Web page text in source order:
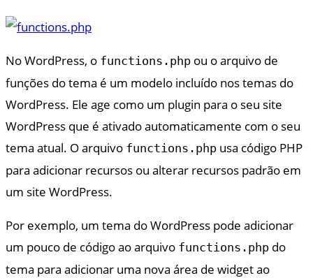
No WordPress, o functions.php ou o arquivo de
funções do tema é um modelo incluído nos temas do
WordPress. Ele age como um plugin para o seu site
WordPress que é ativado automaticamente com o seu
tema atual. O arquivo functions.php usa código PHP
para adicionar recursos ou alterar recursos padrão em
um site WordPress.
Por exemplo, um tema do WordPress pode adicionar
um pouco de código ao arquivo functions.php do
tema para adicionar uma nova área de widget ao